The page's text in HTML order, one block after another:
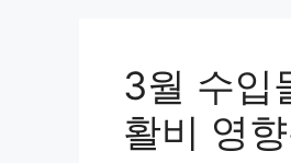
3월 수입
활비 영